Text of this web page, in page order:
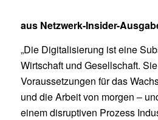
aus Netzwerk-Insider-
„Die Digitalisierung ist eine
Wirtschaft und Gesellschaft.
Voraussetzungen für das
und die Arbeit von morgen –
einem disruptiven Prozess